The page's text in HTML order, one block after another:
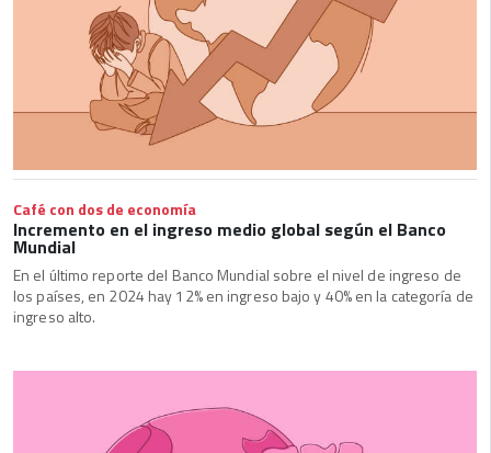
Café con dos de economía
Incremento en el ingreso medio global según el Banco
Mundial
En el último reporte del Banco Mundial sobre el nivel de ingreso de
los países, en 2024 hay 12% en ingreso bajo y 40% en la categoría de
ingreso alto.